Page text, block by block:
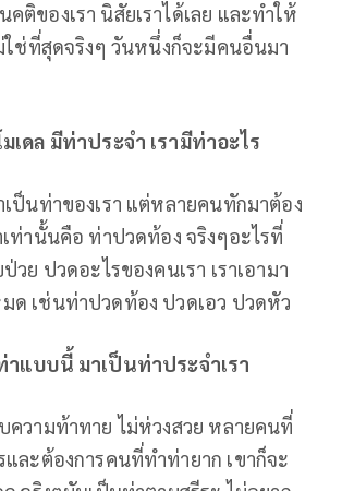
ติของเรา นิสัยเราได้เลย และทำให้
ม่ใช่ที่สุดจริงๆ วันหนึ่งก็จะมีคนอื่นมา
เดล มีท่าประจำ เรามีท่าอะไร
เป็นท่าของเรา แต่หลายคนทักมาต้อง
เท่านั้นคือ ท่าปวดท้อง จริงๆอะไรที่
วย ปวดอะไรของคนเรา เราเอามา
ด เช่นท่าปวดท้อง ปวดเอว ปวดหัว
าแบบนี้ มาเป็นท่าประจำเรา
ความท้าทาย ไม่ห่วงสวย หลายคนที่
และต้องการคนที่ทำท่ายาก เขาก็จะ